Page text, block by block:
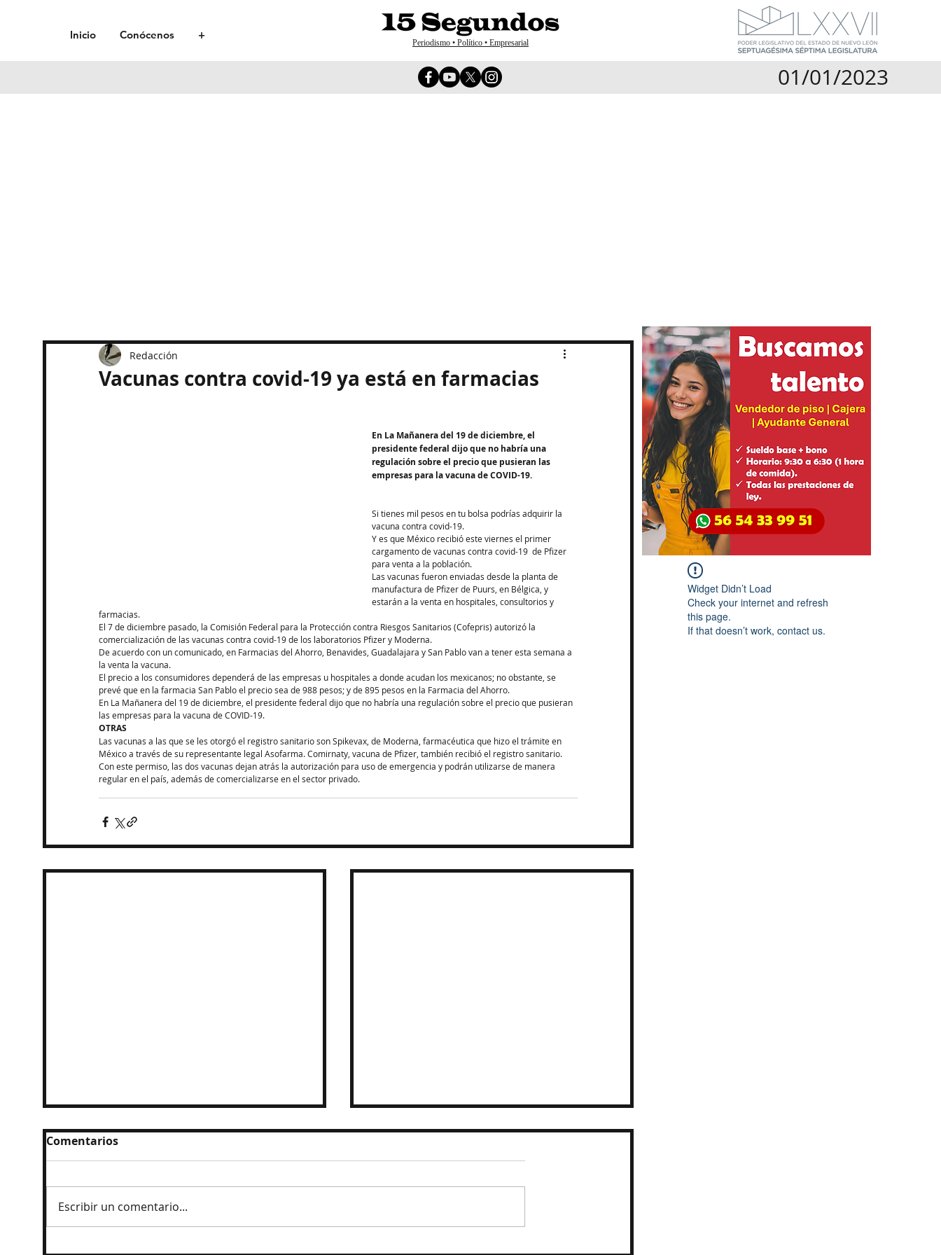
Inicio Conócenos +
Periodismo • Político • Empresarial
01/01/2023
Vacunas contra covid-19 ya está en farmacias
Redacción
En La Mañanera del 19 de diciembre, el
presidente federal dijo que no habría una
regulación sobre el precio que pusieran las
empresas para la vacuna de COVID-19.
Si tienes mil pesos en tu bolsa podrías adquirir la
vacuna contra covid-19.
Y es que México recibió este viernes el primer
cargamento de vacunas contra covid-19  de Pfizer
para venta a la población.
Las vacunas fueron enviadas desde la planta de
manufactura de Pfizer de Puurs, en Bélgica, y
estarán a la venta en hospitales, consultorios y
farmacias.
El 7 de diciembre pasado, la Comisión Federal para la Protección contra Riesgos Sanitarios (Cofepris) autorizó la
comercialización de las vacunas contra covid-19 de los laboratorios Pfizer y Moderna.
De acuerdo con un comunicado, en Farmacias del Ahorro, Benavides, Guadalajara y San Pablo van a tener esta semana a
la venta la vacuna.
El precio a los consumidores dependerá de las empresas u hospitales a donde acudan los mexicanos; no obstante, se
prevé que en la farmacia San Pablo el precio sea de 988 pesos; y de 895 pesos en la Farmacia del Ahorro.
En La Mañanera del 19 de diciembre, el presidente federal dijo que no habría una regulación sobre el precio que pusieran
las empresas para la vacuna de COVID-19.
OTRAS
Las vacunas a las que se les otorgó el registro sanitario son Spikevax, de Moderna, farmacéutica que hizo el trámite en
México a través de su representante legal Asofarma. Comirnaty, vacuna de Pfizer, también recibió el registro sanitario.
Con este permiso, las dos vacunas dejan atrás la autorización para uso de emergencia y podrán utilizarse de manera
regular en el país, además de comercializarse en el sector privado.
Comentarios
Escribir un comentario...
Widget Didn’t Load
Check your internet and refresh
this page.
If that doesn’t work, contact us.